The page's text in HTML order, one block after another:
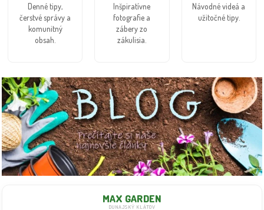
MAX GARDEN
DUNAJSKÝ KLÁTOV
Denné tipy,
čerstvé správy a
komunitný
obsah.
Inšpiratívne
fotografie a
zábery zo
zákulisia.
Návodné videá a
užitočné tipy.